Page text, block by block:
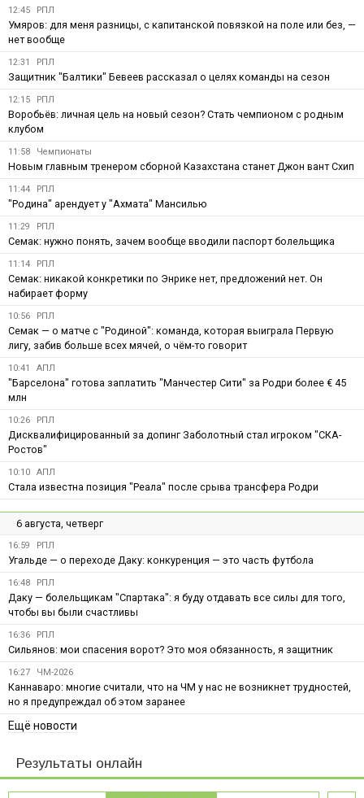
12:45 РПЛ
Умяров: для меня разницы, с капитанской повязкой на поле или без, —
нет вообще
12:31 РПЛ
Защитник "Балтики" Бевеев рассказал о целях команды на сезон
12:15 РПЛ
Воробьёв: личная цель на новый сезон? Стать чемпионом с родным
клубом
11:58 Чемпионаты
Новым главным тренером сборной Казахстана станет Джон вант Схип
11:44 РПЛ
"Родина" арендует у "Ахмата" Мансилью
11:29 РПЛ
Семак: нужно понять, зачем вообще вводили паспорт болельщика
11:14 РПЛ
Семак: никакой конкретики по Энрике нет, предложений нет. Он
набирает форму
10:56 РПЛ
Семак — о матче с "Родиной": команда, которая выиграла Первую
лигу, забив больше всех мячей, о чём-то говорит
10:41 АПЛ
"Барселона" готова заплатить "Манчестер Сити" за Родри более € 45
млн
10:26 РПЛ
Дисквалифицированный за допинг Заболотный стал игроком "СКА-
Ростов"
10:10 АПЛ
Стала известна позиция "Реала" после срыва трансфера Родри
6 августа, четверг
16:59 РПЛ
Угальде — о переходе Даку: конкуренция — это часть футбола
16:48 РПЛ
Даку — болельщикам "Спартака": я буду отдавать все силы для того,
чтобы вы были счастливы
16:36 РПЛ
Сильянов: мои спасения ворот? Это моя обязанность, я защитник
16:27 ЧМ-2026
Каннаваро: многие считали, что на ЧМ у нас не возникнет трудностей,
но я предупреждал об этом заранее
Ещё новости
Результаты онлайн